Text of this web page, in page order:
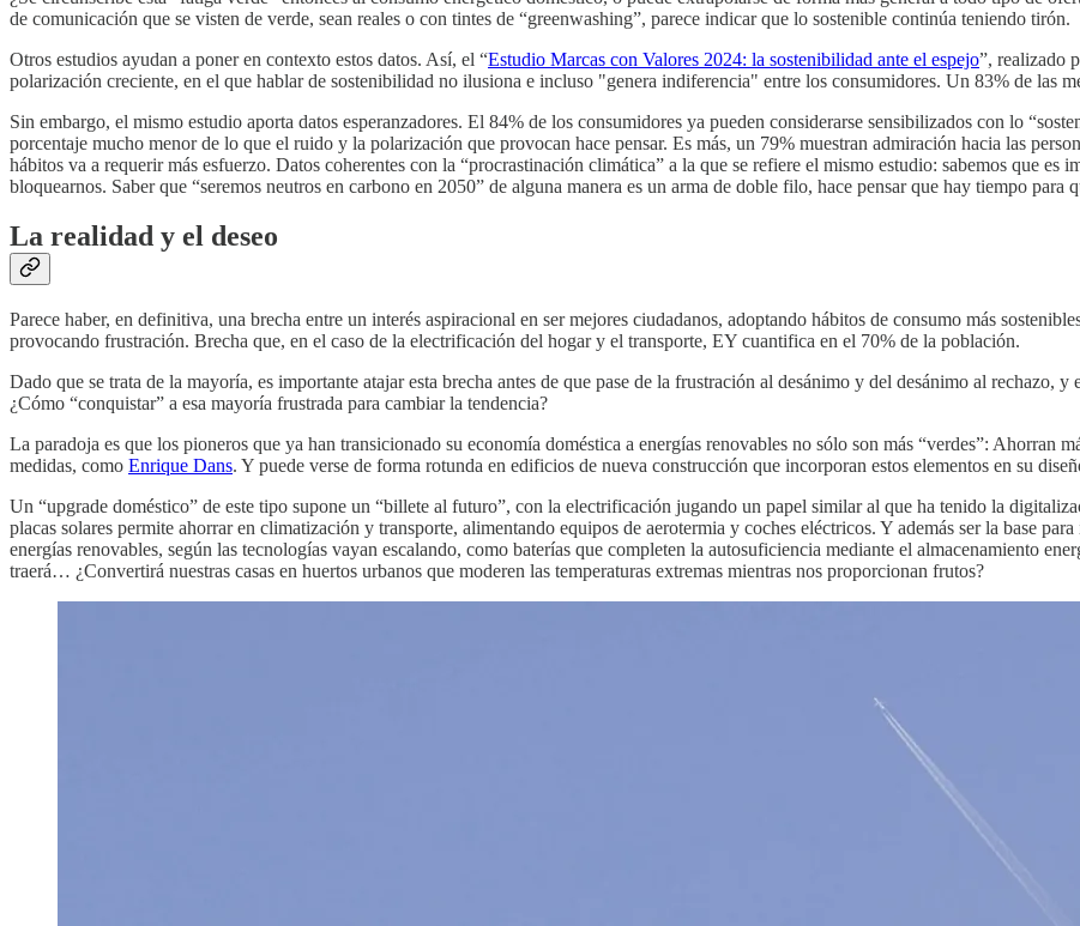
de comunicación que se visten de verde, sean reales o con tintes de “greenwashing”, parece indicar que lo sostenible continúa teniendo tirón.
Otros estudios ayudan a poner en contexto estos datos. Así, el “Estudio Marcas con Valores 2024: la sostenibilidad ante el espejo”, realizado
polarización creciente, en el que hablar de sostenibilidad no ilusiona e incluso "genera indiferencia" entre los consumidores. Un 83% de las
Sin embargo, el mismo estudio aporta datos esperanzadores. El 84% de los consumidores ya pueden considerarse sensibilizados con lo
porcentaje mucho menor de lo que el ruido y la polarización que provocan hace pensar. Es más, un 79% muestran admiración hacia las
hábitos va a requerir más esfuerzo. Datos coherentes con la “procrastinación climática” a la que se refiere el mismo estudio: sabemos que es
bloquearnos. Saber que “seremos neutros en carbono en 2050” de alguna manera es un arma de doble filo, hace pensar que hay tiempo para
La realidad y el deseo
Parece haber, en definitiva, una brecha entre un interés aspiracional en ser mejores ciudadanos, adoptando hábitos de consumo más
provocando frustración. Brecha que, en el caso de la electrificación del hogar y el transporte, EY cuantifica en el 70% de la población.
Dado que se trata de la mayoría, es importante atajar esta brecha antes de que pase de la frustración al desánimo y del desánimo al rechazo,
¿Cómo “conquistar” a esa mayoría frustrada para cambiar la tendencia?
La paradoja es que los pioneros que ya han transicionado su economía doméstica a energías renovables no sólo son más “verdes”: Ahorran
medidas, como Enrique Dans. Y puede verse de forma rotunda en edificios de nueva construcción que incorporan estos elementos en su
Un “upgrade doméstico” de este tipo supone un “billete al futuro”, con la electrificación jugando un papel similar al que ha tenido la
placas solares permite ahorrar en climatización y transporte, alimentando equipos de aerotermia y coches eléctricos. Y además ser la base
energías renovables, según las tecnologías vayan escalando, como baterías que completen la autosuficiencia mediante el almacenamiento
traerá… ¿Convertirá nuestras casas en huertos urbanos que moderen las temperaturas extremas mientras nos proporcionan frutos?